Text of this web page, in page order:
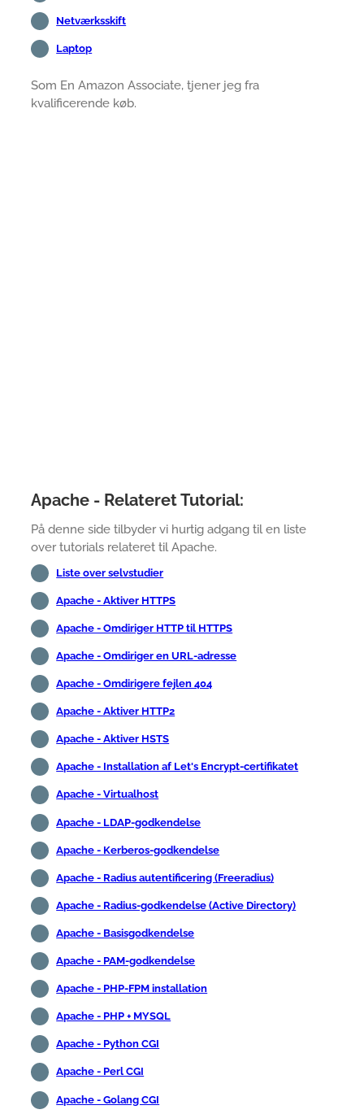
Netværksskift
Laptop
Som En Amazon Associate, tjener jeg fra
kvalificerende køb.
Apache - Relateret Tutorial:
På denne side tilbyder vi hurtig adgang til en liste
over tutorials relateret til Apache.
Liste over selvstudier
Apache - Aktiver HTTPS
Apache - Omdiriger HTTP til HTTPS
Apache - Omdiriger en URL-adresse
Apache - Omdirigere fejlen 404
Apache - Aktiver HTTP2
Apache - Aktiver HSTS
Apache - Installation af Let's Encrypt-certifikatet
Apache - Virtualhost
Apache - LDAP-godkendelse
Apache - Kerberos-godkendelse
Apache - Radius autentificering (Freeradius)
Apache - Radius-godkendelse (Active Directory)
Apache - Basisgodkendelse
Apache - PAM-godkendelse
Apache - PHP-FPM installation
Apache - PHP + MYSQL
Apache - Python CGI
Apache - Perl CGI
Apache - Golang CGI